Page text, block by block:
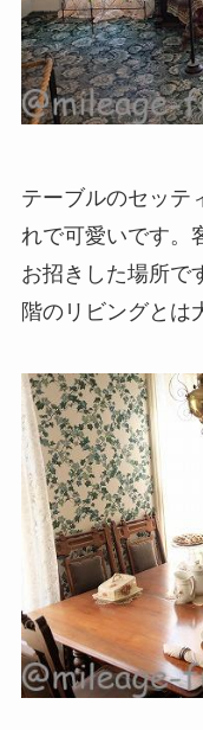
テーブルのセッテ
れで可愛いです。
お招きした場所で
階のリビングとは